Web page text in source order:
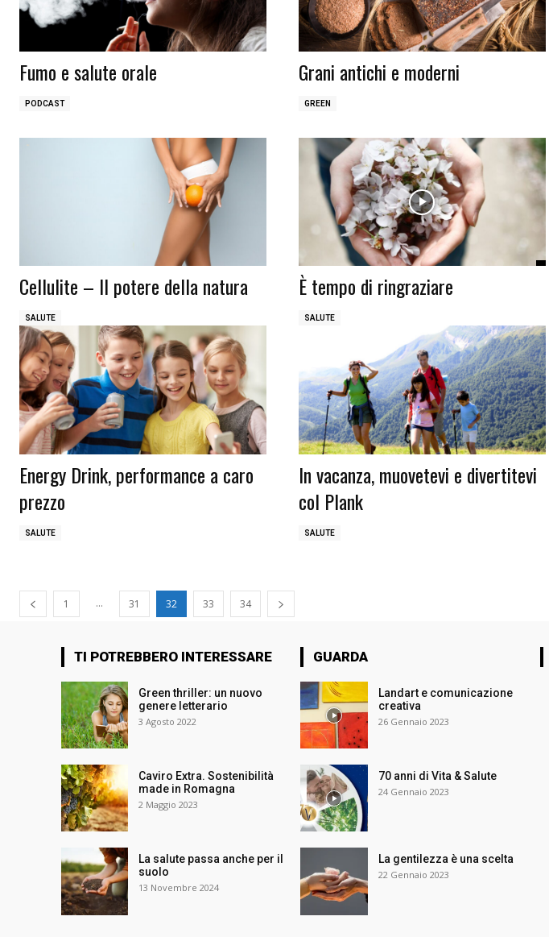
Fumo e salute orale
PODCAST
Grani antichi e moderni
GREEN
Cellulite – Il potere della natura
SALUTE
È tempo di ringraziare
SALUTE
Energy Drink, performance a caro
prezzo
SALUTE
In vacanza, muovetevi e divertitevi
col Plank
SALUTE
1 ... 31 32 33 34
TI POTREBBERO INTERESSARE
Green thriller: un nuovo
genere letterario
3 Agosto 2022
Caviro Extra. Sostenibilità
made in Romagna
2 Maggio 2023
La salute passa anche per il
suolo
13 Novembre 2024
GUARDA
Landart e comunicazione
creativa
26 Gennaio 2023
70 anni di Vita & Salute
24 Gennaio 2023
La gentilezza è una scelta
22 Gennaio 2023